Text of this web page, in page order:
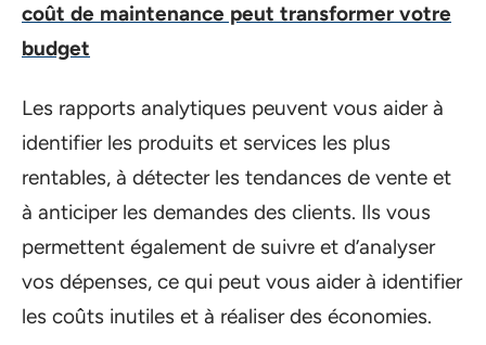
coût de maintenance peut transformer votre
budget
Les rapports analytiques peuvent vous aider à
identifier les produits et services les plus
rentables, à détecter les tendances de vente et
à anticiper les demandes des clients. Ils vous
permettent également de suivre et d’analyser
vos dépenses, ce qui peut vous aider à identifier
les coûts inutiles et à réaliser des économies.